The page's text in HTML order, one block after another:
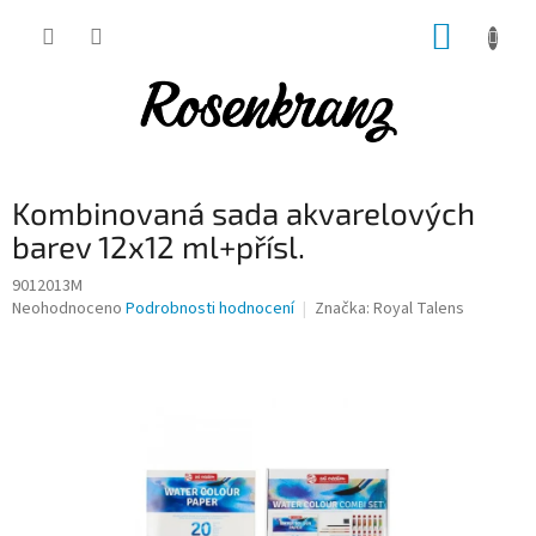
Kombinovaná sada akvarelových
barev 12x12 ml+přísl.
9012013M
Průměrné
Neohodnoceno Podrobnosti hodnocení Značka: Royal Talens